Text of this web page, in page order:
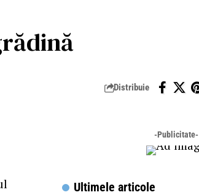
Distribuie
-Publicitate-
Ultimele articole